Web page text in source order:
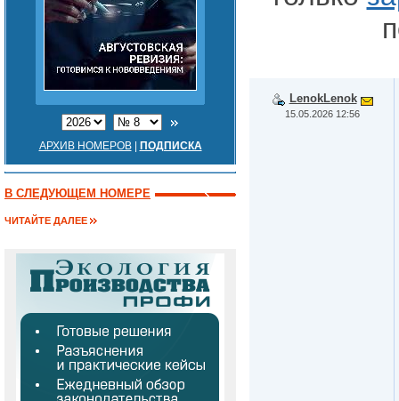
АРХИВ НОМЕРОВ| ПОДПИСКА
В СЛЕДУЮЩЕМ НОМЕРЕ
ЧИТАЙТЕ ДАЛЕЕ
LenokLenok
15.05.2026 12:56